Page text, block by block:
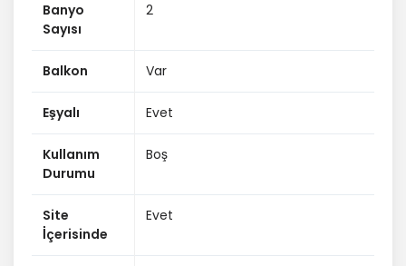
Banyo
Sayısı
2
Balkon Var
Eşyalı Evet
Kullanım
Durumu
Boş
Site
İçerisinde
Evet